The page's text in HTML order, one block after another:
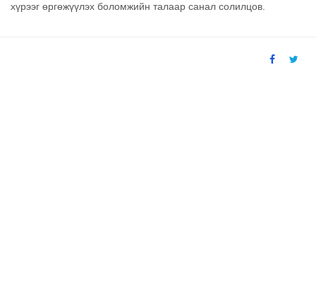
хүрээг өргөжүүлэх боломжийн талаар санал солилцов.